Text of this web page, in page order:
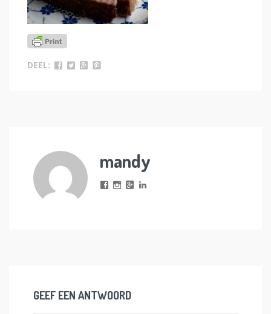
DEEL:
mandy
GEEF EEN ANTWOORD